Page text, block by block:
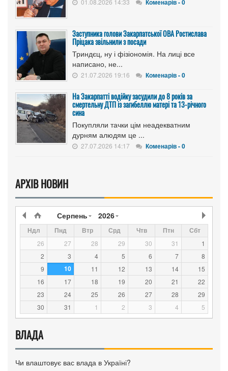
01.08.2026 14:33 Коменарів - 0
Заступника голови Закарпатської ОВА Ростислава
Пріцака звільнили з посади
Триндєц, ну і фізіономія. На лиці все
написано, не...
21.07.2026 19:16 Коменарів - 0
На Закарпатті водійку засудили до 8 років за
смертельну ДТП із загибеллю матері та 13-річного
сина
Покупляли тачки цім неадекватним
дурням алюдям це ...
27.07.2026 14:17 Коменарів - 0
АРХІВ НОВИН
Серпень 2026
Ндл Пнд Втр Срд Чтв Птн Сбт
26 27 28 29 30 31
1
2
3 4 5 6 7
8
9
10 11 12 13 14
15
16
17 18 19 20 21
22
23
24 25 26 27 28
29
30
31 1 2 3 4 5
ВЛАДА
Чи влаштовує вас влада в Україні?